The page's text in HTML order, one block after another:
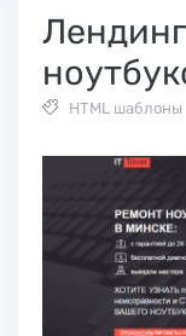
HTML шаблоны